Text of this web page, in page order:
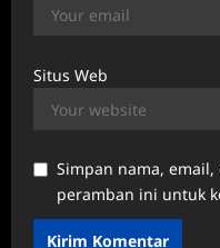
Situs Web
Simpan nama,
peramban ini untuk